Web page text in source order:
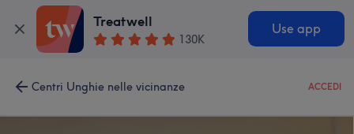
Treatwell
130K
Use app
Centri Unghie nelle vicinanze ACCEDI